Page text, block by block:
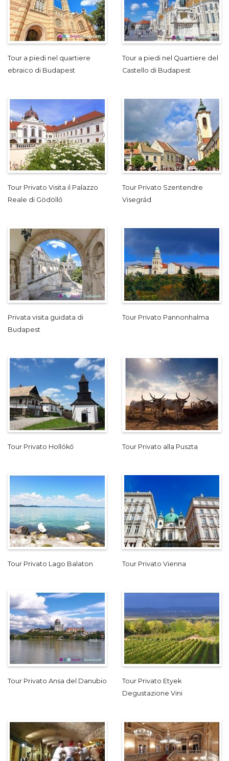
Tour a piedi nel quartiere
ebraico di Budapest
Tour a piedi nel Quartiere del
Castello di Budapest
Tour Privato Visita il Palazzo
Reale di Gödöllő
Tour Privato Szentendre
Visegrád
Privata visita guidata di
Budapest
Tour Privato Pannonhalma
Tour Privato Hollókő Tour Privato alla Puszta
Tour Privato Lago Balaton Tour Privato Vienna
Tour Privato Ansa del Danubio
Tour Privato Etyek
Degustazione Vini